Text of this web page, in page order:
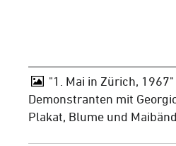
"1. Mai in Zürich,
Demonstranten mit
Plakat, Blume und